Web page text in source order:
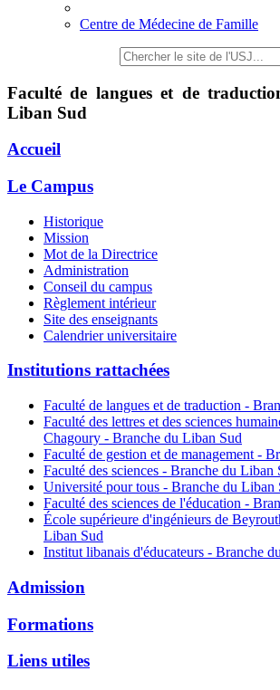
Centre de Médecine de Famille
Faculté de langues et de
Liban Sud
Accueil
Le Campus
Historique
Mission
Mot de la Directrice
Administration
Conseil du campus
Règlement intérieur
Site des enseignants
Calendrier universitaire
Institutions rattachées
Faculté de langues et de traduction -
Faculté des lettres et des sciences
Chagoury - Branche du Liban Sud
Faculté de gestion et de management -
Faculté des sciences - Branche du Liban
Université pour tous - Branche du Liban
Faculté des sciences de l'éducation -
École supérieure d'ingénieurs de
Liban Sud
Institut libanais d'éducateurs - Branche
Admission
Formations
Liens utiles